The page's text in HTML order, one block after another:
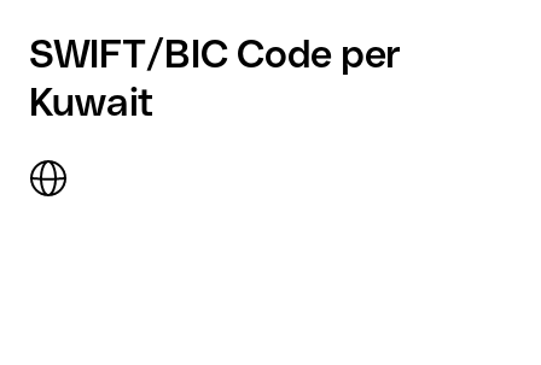
SWIFT/BIC Code per
Kuwait